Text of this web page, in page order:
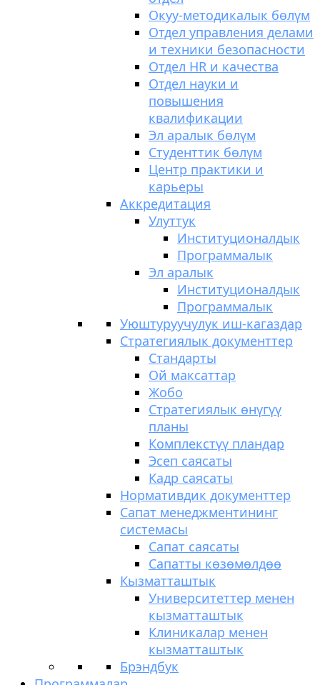
Окуу-методикалык бөлүм
Отдел управления делами
и техники безопасности
Отдел HR и качества
Отдел науки и
повышения
квалификации
Эл аралык бөлүм
Студенттик бөлүм
Центр практики и
карьеры
Аккредитация
Улуттук
Институционалдык
Программалык
Эл аралык
Институционалдык
Программалык
Уюштуруучулук иш-кагаздар
Стратегиялык документтер
Стандарты
Ой максаттар
Жобо
Стратегиялык өнүгүү
планы
Комплекстүү пландар
Эсеп саясаты
Кадр саясаты
Нормативдик документтер
Сапат менеджментининг
системасы
Сапат саясаты
Сапатты көзөмөлдөө
Кызматташтык
Университеттер менен
кызматташтык
Клиникалар менен
кызматташтык
Брэндбук